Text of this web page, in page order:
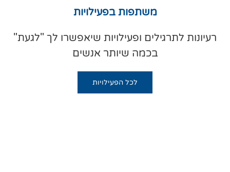
משתפות בפעילויות
רעיונות לתרגילים ופעילויות שיאפשרו לך "לגעת"
בכמה שיותר אנשים
לכל הפעילויות